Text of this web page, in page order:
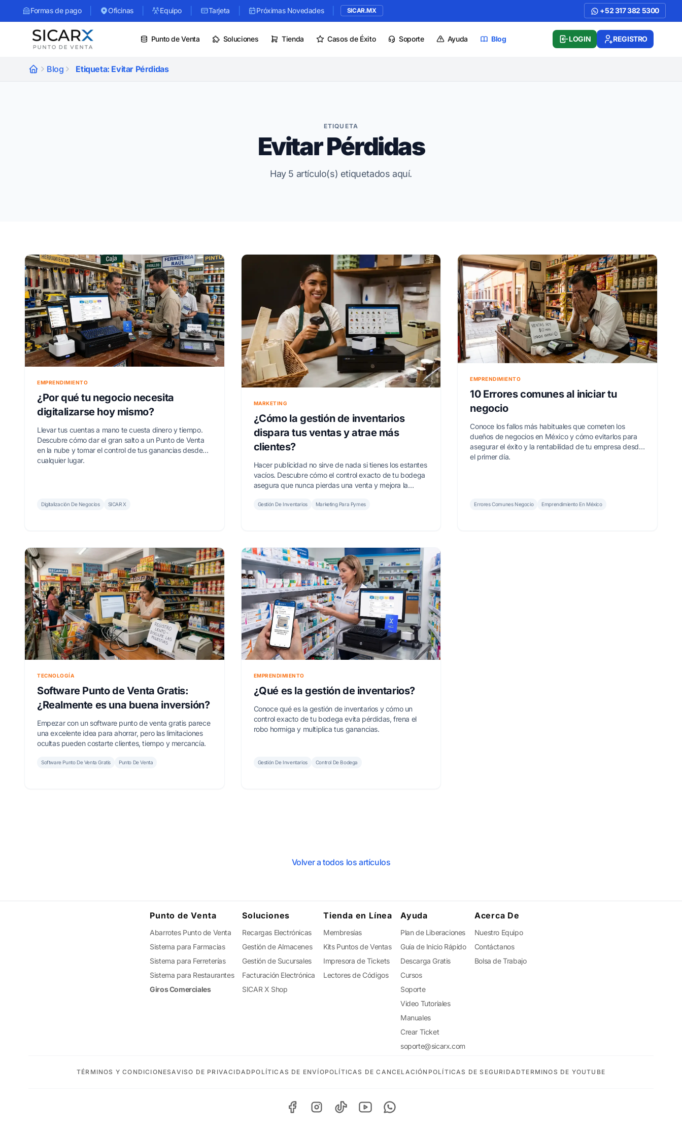
Formas de pago Oficinas Equipo Tarjeta Próximas Novedades SICAR.MX +52 317 382 5300
Punto de Venta Soluciones Tienda Casos de Éxito Soporte Ayuda Blog LOGIN REGISTRO
Blog Etiqueta: Evitar Pérdidas
ETIQUETA
Evitar Pérdidas
Hay 5 artículo(s) etiquetados aquí.
EMPRENDIMIENTO
¿Por qué tu negocio necesita
digitalizarse hoy mismo?
Llevar tus cuentas a mano te cuesta dinero y tiempo.
Descubre cómo dar el gran salto a un Punto de Venta
en la nube y tomar el control de tus ganancias desde
cualquier lugar.
Digitalización De Negocios SICAR X
MARKETING
¿Cómo la gestión de inventarios
dispara tus ventas y atrae más
clientes?
Hacer publicidad no sirve de nada si tienes los estantes
vacíos. Descubre cómo el control exacto de tu bodega
asegura que nunca pierdas una venta y mejora la
Gestión De Inventarios Marketing Para Pymes
EMPRENDIMIENTO
10 Errores comunes al iniciar tu
negocio
Conoce los fallos más habituales que cometen los
dueños de negocios en México y cómo evitarlos para
asegurar el éxito y la rentabilidad de tu empresa desde
el primer día.
Errores Comunes Negocio Emprendimiento En México
TECNOLOGÍA
Software Punto de Venta Gratis:
¿Realmente es una buena inversión?
Empezar con un software punto de venta gratis parece
una excelente idea para ahorrar, pero las limitaciones
ocultas pueden costarte clientes, tiempo y mercancía.
Software Punto De Venta Gratis Punto De Venta
EMPRENDIMIENTO
¿Qué es la gestión de inventarios?
Conoce qué es la gestión de inventarios y cómo un
control exacto de tu bodega evita pérdidas, frena el
robo hormiga y multiplica tus ganancias.
Gestión De Inventarios Control De Bodega
Volver a todos los artículos
Punto de Venta
Abarrotes Punto de Venta
Sistema para Farmacias
Sistema para Ferreterías
Sistema para Restaurantes
Giros Comerciales
Soluciones
Recargas Electrónicas
Gestión de Almacenes
Gestión de Sucursales
Facturación Electrónica
SICAR X Shop
Tienda en Línea
Membresías
Kits Puntos de Ventas
Impresora de Tickets
Lectores de Códigos
Ayuda
Plan de Liberaciones
Guía de Inicio Rápido
Descarga Gratis
Cursos
Soporte
Video Tutoriales
Manuales
Crear Ticket
soporte@sicarx.com
Acerca De
Nuestro Equipo
Contáctanos
Bolsa de Trabajo
TÉRMINOS Y CONDICIONESAVISO DE PRIVACIDAD POLÍTICAS DE ENVÍOPOLÍTICAS DE CANCELACIÓN POLÍTICAS DE SEGURIDADTERMINOS DE YOUTUBE